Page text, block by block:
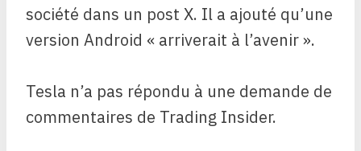
société dans un post X. Il a ajouté qu’une
version Android « arriverait à l’avenir ».
Tesla n’a pas répondu à une demande de
commentaires de Trading Insider.